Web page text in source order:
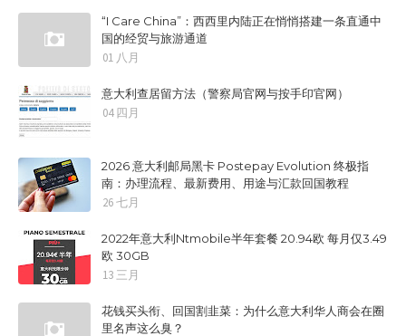
“I Care China”：西西里内陆正在悄悄搭建一条直通中
国的经贸与旅游通道
01 八月
意大利查居留方法（警察局官网与按手印官网）
04 四月
2026 意大利邮局黑卡 Postepay Evolution 终极指
南：办理流程、最新费用、用途与汇款回国教程
26 七月
2022年意大利Ntmobile半年套餐 20.94欧 每月仅3.49
欧 30GB
13 三月
花钱买头衔、回国割韭菜：为什么意大利华人商会在圈
里名声这么臭？